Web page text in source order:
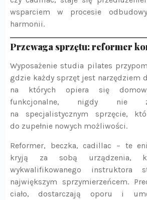
wsparciem w procesie
harmonii.
Przewaga sprzętu: reformer
Wyposażenie studia pilates
gdzie każdy sprzęt jest narzędziem
na których opiera się
funkcjonalne, nigdy nie
na specjalistycznym sprzęcie,
do zupełnie nowych możliwości.
Reformer, beczka, cadillac – te
kryją za sobą urządzenia,
wykwalifikowanego instruktora
największym sprzymierzeńcem.
ciało, dostarczają oporu i